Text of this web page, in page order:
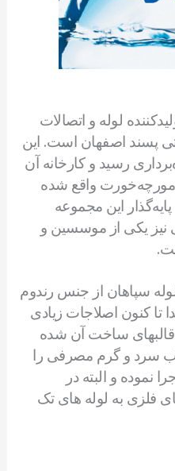
لوله و اتصالات
پسند اصفهان است. این
1375 به بهره‌برداری رسید و کارخانه آن
مورچه‌خورت واقع شده
این مجموعه
نیز یکی از موسسین و
سپاهان از جنس رندوم
که از ابتدا تا کنون اصلاجات زیادی
قالبهای ساخت آن شده
سرد و گرم مصرفی را
نموده و البته در
فلزی به لوله های تک